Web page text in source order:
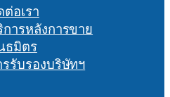
ต่อเรา
การหลังการขาย
ธมิตร
รรับรองบริษัทฯ